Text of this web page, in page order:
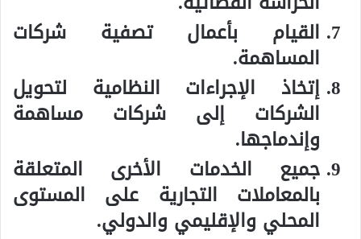
القيام بأعمال تصفية شركات
المساهمة.
إتخاذ الإجراءات النظامية لتحويل
الشركات إلى شركات مساهمة
وإندماجها.
جميع الخدمات الأخرى المتعلقة
بالمعاملات التجارية على المستوى
المحلي والإقليمي والدولي.